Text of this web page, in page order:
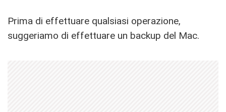
Prima di effettuare qualsiasi operazione,
suggeriamo di effettuare un backup del Mac.